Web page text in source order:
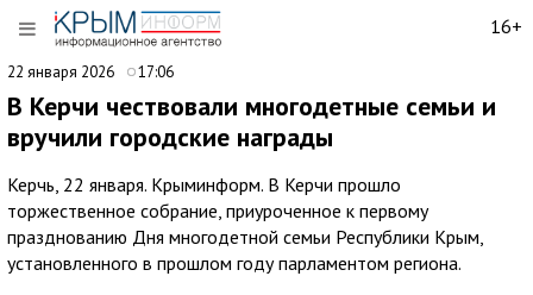
16+
22 января 2026 17:06
В Керчи чествовали многодетные семьи и
вручили городские награды
Керчь, 22 января. Крыминформ. В Керчи прошло
торжественное собрание, приуроченное к первому
празднованию Дня многодетной семьи Республики Крым,
установленного в прошлом году парламентом региона.